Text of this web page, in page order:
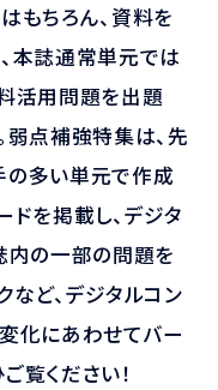
もちろん、資料を
本誌通常単元では
活用問題を出題
弱点補強特集は、先
の多い単元で作成
ドを掲載し、デジタ
内の一部の問題を
など、デジタルコン
化にあわせてバー
覧ください！